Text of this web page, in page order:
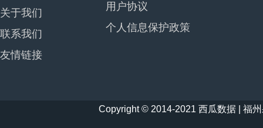
关于我们
联系我们
友情链接
用户协议
个人信息保护政策
Copyright © 2014-2021 西瓜数据 | 福